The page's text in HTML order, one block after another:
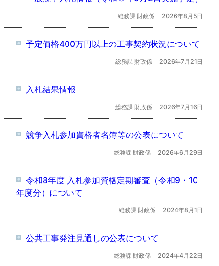
総務課 財政係 2026年8月5日
予定価格400万円以上の工事契約状況について
総務課 財政係 2026年7月21日
入札結果情報
総務課 財政係 2026年7月16日
競争入札参加資格者名簿等の公表について
総務課 財政係 2026年6月29日
令和8年度 入札参加資格定期審査（令和9・10
年度分）について
総務課 財政係 2024年8月1日
公共工事発注見通しの公表について
総務課 財政係 2024年4月22日